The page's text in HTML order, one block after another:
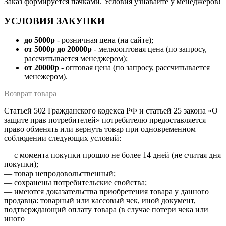
УСЛОВИЯ ЗАКУПКИ
до 5000р - розничная цена (на сайте);
от 5000р до 20000р - мелкооптовая цена (по запросу,
рассчитывается менеджером);
от 20000р - оптовая цена (по запросу, рассчитывается
менежером).
Возврат товара
Статьей 502 Гражданского кодекса РФ и статьей 25 закона «О
защите прав потребителей» потребителю предоставляется
право обменять или вернуть товар при одновременном
соблюдении следующих условий:
— с момента покупки прошло не более 14 дней (не считая дня
покупки);
— товар непродовольственный;
— сохранены потребительские свойства;
— имеются доказательства приобретения товара у данного
продавца: товарный или кассовый чек, иной документ,
подтверждающий оплату товара (в случае потери чека или
иного